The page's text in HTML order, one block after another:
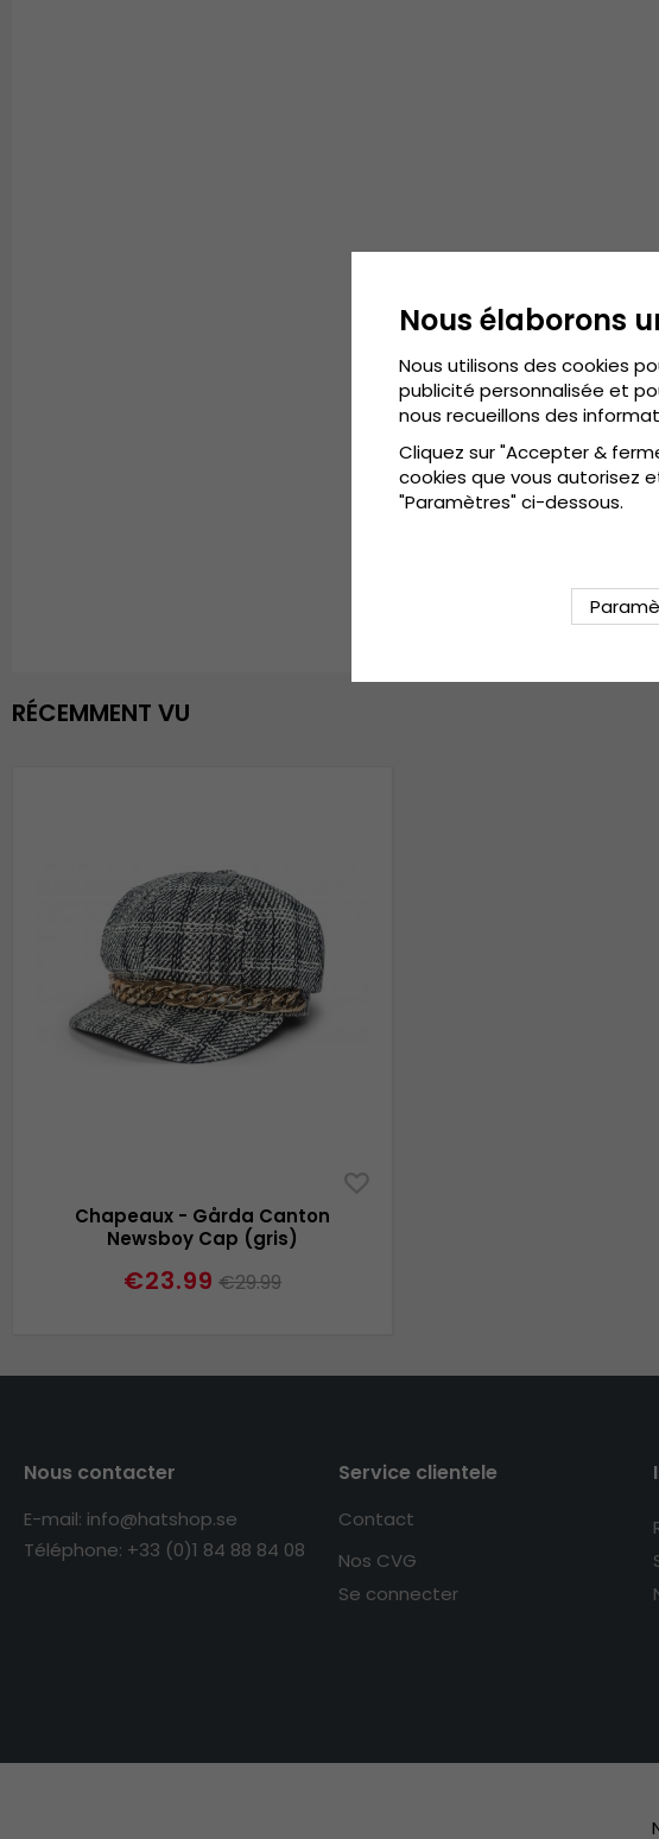
RÉCEMMENT VU
Chapeaux - Gårda Canton
Newsboy Cap (gris)
€23.99 €29.99
Nous contacter
E-mail: info@hatshop.se
Téléphone: +33 (0)1 84 88 84 08
Service clientele
Contact
Nos CVG
Se connecter
Nous élaborons
Nous utilisons des cookies
publicité personnalisée et
nous recueillons des
Cliquez sur "Accepter &
cookies que vous autorisez
"Paramètres" ci-dessous.